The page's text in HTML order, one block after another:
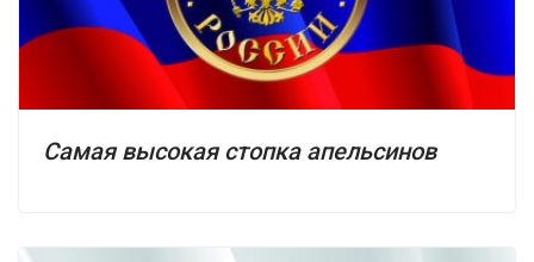
Самая высокая стопка апельсинов